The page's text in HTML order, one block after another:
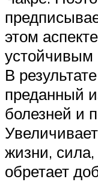
этом
В
преданный
болезней и
жизни, сила,
обретает